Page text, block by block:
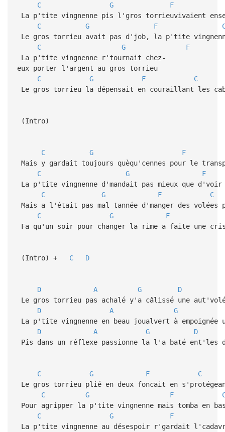
C G
F
La p'tite vingnenne pis l'gros torrieuvivaient
C
G F
Le gros torrieu avait pas d'job, la p'tite
C
G
F
La p'tite vingnenne r'tournait chez-
eux porter l'argent au gros torrieu
C
G F
C
Le gros torrieu la dépensait en couraillant les
(Intro)
C G
F
Mais y gardait toujours quèqu'cennes pour le
C
G
F
La p'tite vingnenne d'mandait pas mieux que
C
G F
C
Mais a l'était pas mal tannée d'manger des volées
C
G
F
Fa qu'un soir pour changer la rime a faite une
(Intro) + C D
D A G
D
Le gros torrieu pas achalé y'a câlissé une
D
A
G
La p'tite vingnenne en beau joualvert à empoignée
D
A G
D
Pis dans un réflexe passionne la l'a baté ent'les
C G F
C
Le gros torrieu plié en deux foncait en
C
G F
Pour agripper la p'tite vingnenne mais tomba en bas
C
G
F
La p'tite vingnenne au désespoir r'gardait